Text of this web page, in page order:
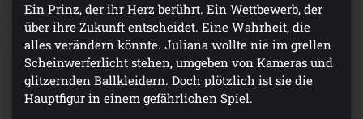
Ein Prinz, der ihr Herz berührt. Ein Wettbewerb, der
über ihre Zukunft entscheidet. Eine Wahrheit, die
alles verändern könnte. Juliana wollte nie im grellen
Scheinwerferlicht stehen, umgeben von Kameras und
glitzernden Ballkleidern. Doch plötzlich ist sie die
Hauptfigur in einem gefährlichen Spiel.